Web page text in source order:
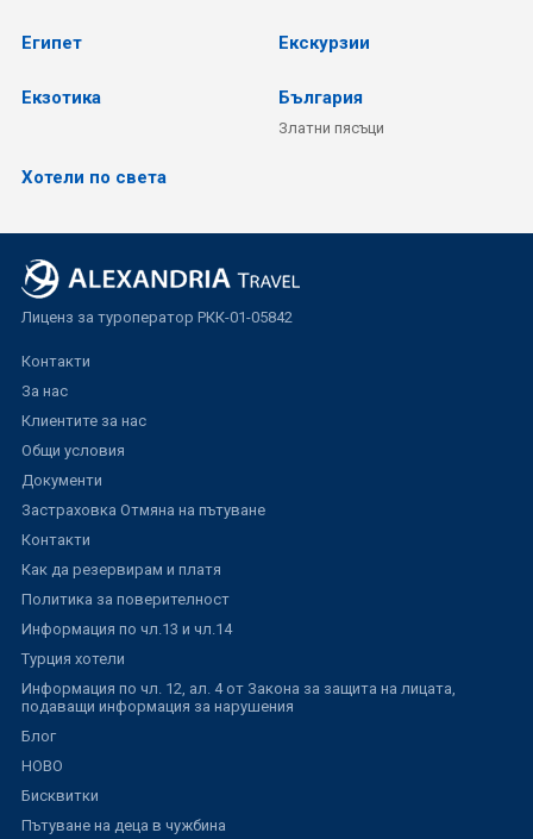
Египет Екскурзии
Екзотика България
Златни пясъци
Хотели по света
Лиценз за туроператор РКК-01-05842
Контакти
За нас
Клиентите за нас
Общи условия
Документи
Застраховка Отмяна на пътуване
Контакти
Как да резервирам и платя
Политика за поверителност
Информация по чл.13 и чл.14
Турция хотели
Информация по чл. 12, ал. 4 от Закона за защита на лицата,
подаващи информация за нарушения
Блог
НОВО
Бисквитки
Пътуване на деца в чужбина